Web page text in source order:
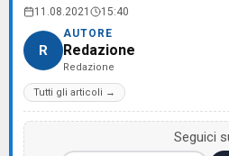
11.08.2021 15:40
R
AUTORE
Redazione
Redazione
Tutti gli articoli →
Seguici